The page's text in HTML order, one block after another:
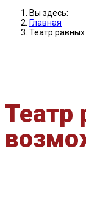
Вы здесь:
Главная
Театр
Театр